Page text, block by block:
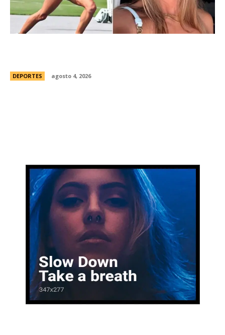
DEPORTES agosto 4, 2026